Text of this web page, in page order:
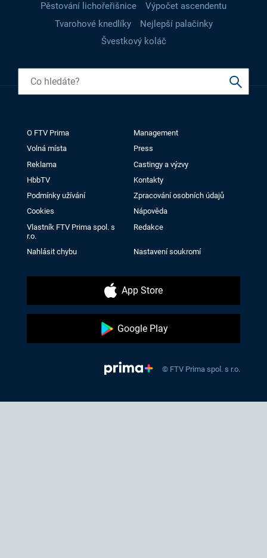
Pěstování lichořeřišnice
Výpočet ascendentu
Tvarohové knedlíky
Nejlepší palačinky
Švestkový koláč
O FTV Prima
Management
Volná místa
Press
Reklama
Castingy a výzvy
HbbTV
Kontakty
Podmínky užívání
Zpracování osobních údajů
Cookies
Nápověda
Vlastník FTV Prima spol. s
r.o.
Redakce
Nahlásit chybu Nastavení soukromí
App Store
Google Play
© FTV Prima spol. s r.o.